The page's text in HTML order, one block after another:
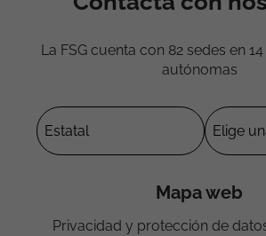
La FSG cuenta con 82 sedes en
autónomas
Mapa web
Privacidad y protección de